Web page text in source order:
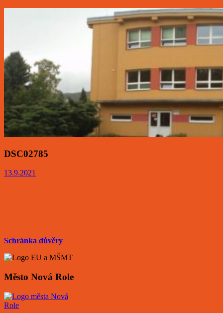
DSC02785
13.9.2021
Schránka důvěry
Město Nová Role